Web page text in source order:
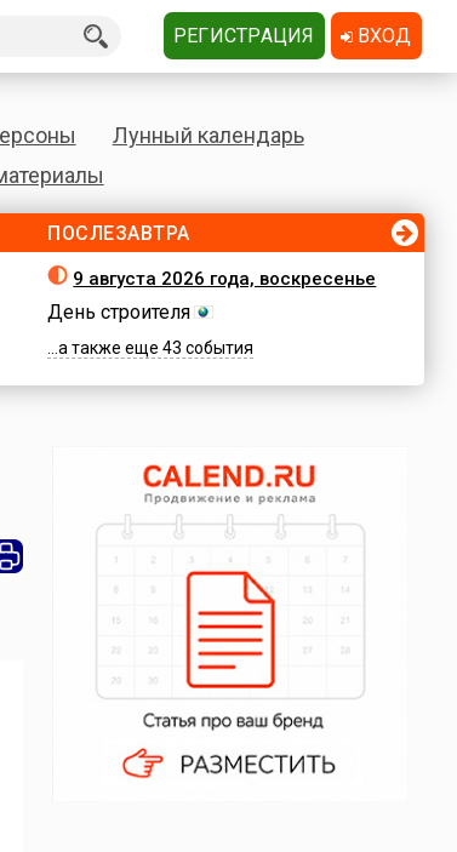
Лунный календарь
ПОСЛЕЗАВТРА
9 августа 2026 года, воскресенье
День строителя
...а также еще 43 события
РЕГИСТРАЦИЯ ВХОД